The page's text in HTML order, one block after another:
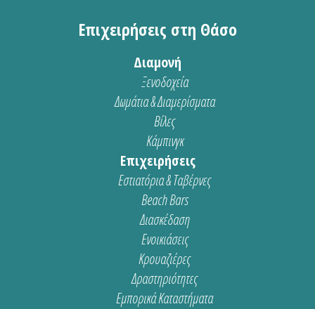
Επιχειρήσεις στη Θάσο
Διαμονή
Ξενοδοχεία
Δωμάτια & Διαμερίσματα
Βίλες
Κάμπινγκ
Επιχειρήσεις
Εστιατόρια & Ταβέρνες
Beach Bars
Διασκέδαση
Ενοικιάσεις
Κρουαζιέρες
Δραστηριότητες
Εμπορικά Καταστήματα